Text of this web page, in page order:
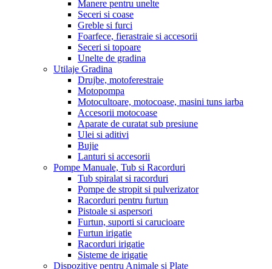
Manere pentru unelte
Seceri si coase
Greble si furci
Foarfece, fierastraie si accesorii
Seceri si topoare
Unelte de gradina
Utilaje Gradina
Drujbe, motoferestraie
Motopompa
Motocultoare, motocoase, masini tuns iarba
Accesorii motocoase
Aparate de curatat sub presiune
Ulei si aditivi
Bujie
Lanturi si accesorii
Pompe Manuale, Tub si Racorduri
Tub spiralat si racorduri
Pompe de stropit si pulverizator
Racorduri pentru furtun
Pistoale si aspersori
Furtun, suporti si carucioare
Furtun irigatie
Racorduri irigatie
Sisteme de irigatie
Dispozitive pentru Animale si Plate